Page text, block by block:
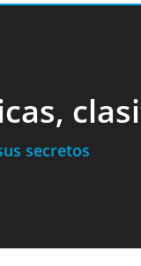
secretos